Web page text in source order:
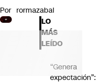
Por rormazabal
LO
MÁS
LEÍDO
“Genera
expectación”: